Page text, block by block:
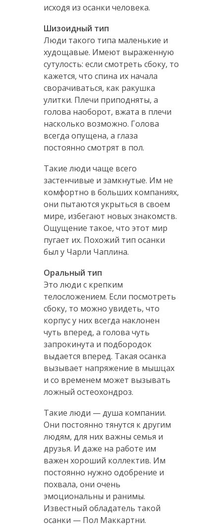
исходя из осанки человека.
Шизоидный тип
Люди такого типа маленькие и
худощавые. Имеют выраженную
сутулость: если смотреть сбоку, то
кажется, что спина их начала
сворачиваться, как ракушка
улитки. Плечи приподняты, а
голова наоборот, вжата в плечи
насколько возможно. Голова
всегда опущена, а глаза
постоянно смотрят в пол.
Такие люди чаще всего
застенчивые и замкнутые. Им не
комфортно в больших компаниях,
они пытаются укрыться в своем
мире, избегают новых знакомств.
Ощущение такое, что этот мир
пугает их. Похожий тип осанки
был у Чарли Чаплина.
Оральный тип
Это люди с крепким
телосложением. Если посмотреть
сбоку, то можно увидеть, что
корпус у них всегда наклонен
чуть вперед, а голова чуть
запрокинута и подбородок
выдается вперед. Такая осанка
вызывает напряжение в мышцах
и со временем может вызывать
ложный остеохондроз.
Такие люди — душа компании.
Они постоянно тянутся к другим
людям, для них важны семья и
друзья. И даже на работе им
важен хороший коллектив. Им
постоянно нужно одобрение и
похвала, они очень
эмоциональны и ранимы.
Известный обладатель такой
осанки — Пол Маккартни.